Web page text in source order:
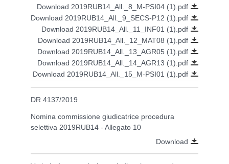
Download 2019RUB14_All._8_M-PSI04 (1).pdf
Download 2019RUB14_All._9_SECS-P12 (1).pdf
Download 2019RUB14_All._11_INF01 (1).pdf
Download 2019RUB14_All._12_MAT08 (1).pdf
Download 2019RUB14_All._13_AGR05 (1).pdf
Download 2019RUB14_All._14_AGR13 (1).pdf
Download 2019RUB14_All._15_M-PSI01 (1).pdf
DR 4137/2019
Nomina commissione giudicatrice procedura
selettiva 2019RUB14 - Allegato 10
Download